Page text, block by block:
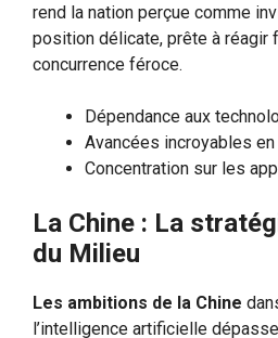
rend la nation perçue comme
position délicate, prête à réagir
concurrence féroce.
Dépendance aux
Avancées incroyables
Concentration sur les
La Chine : La
du Milieu
Les ambitions de la Chine
l’intelligence artificielle